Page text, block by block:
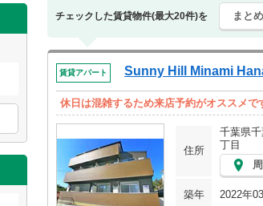
チェックした賃貸物件(最大20件)を まと
賃貸アパート Sunny Hill Minami
休日は混雑するため来店予約がオススメで
住所
千葉県
丁目
築年 2022年